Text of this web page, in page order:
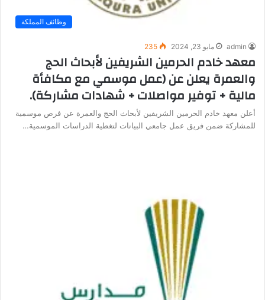
وظائف المملكة
admin مايو 23, 2024 235
معهد خادم الحرمين الشريفين لأبحاث الحج
والعمرة يعلن عن (عمل موسمي مع مكافأة
مالية + توفير مواصلات + شهادات مشاركة).
أعلن معهد خادم الحرمين الشريفين لأبحاث الحج والعمرة عن فرص موسمية
للمشاركة ضمن فريق عمل جامعي البيانات لتغطية الدراسات الموسمية…